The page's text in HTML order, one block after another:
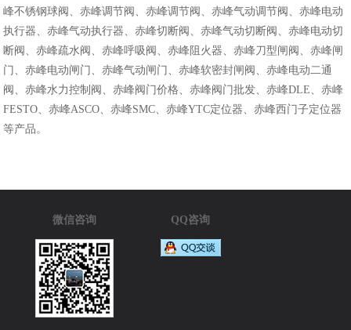
峰不锈钢球阀、赤峰调节阀、赤峰调节阀、赤峰气动调节阀、赤峰电动
执行器、赤峰气动执行器、赤峰切断阀、赤峰气动切断阀、赤峰电动切
断阀、赤峰疏水阀、赤峰呼吸阀、赤峰阻火器、赤峰刀型闸阀、赤峰闸
门、赤峰电动闸门、赤峰气动闸门、赤峰软密封闸阀、赤峰电动二通
阀、赤峰水力控制阀、赤峰阀门价格、赤峰阀门批发、赤峰DLE、赤峰
FESTO、赤峰ASCO、赤峰SMC、赤峰YTC定位器、赤峰西门子定位器
等产品。
微信咨询 QQ咨询